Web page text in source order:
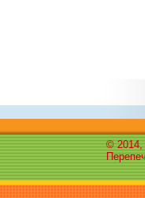
© 2014,